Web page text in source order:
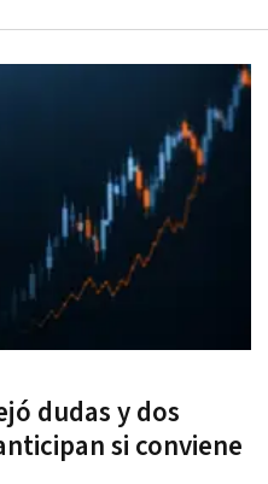
dudas y dos
si conviene